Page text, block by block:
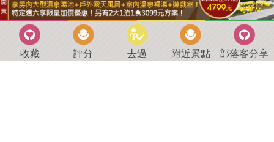
收藏 評分 去過 附近景點 部落客分享